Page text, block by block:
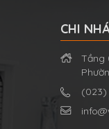
CHI
Tầng
(023)